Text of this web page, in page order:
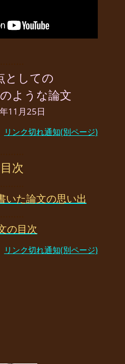
としての
ような論文
11月25日
リンク切れ通知(別ページ)
目次
いた論文の思い出
の目次
リンク切れ通知(別ページ)